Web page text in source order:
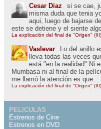
Cesar Diaz
si se cae,
misma duda que tenia
aqui, luego de bajarse
este se detiene y el siente
La explicación del final de "Origen" (III)
Vaslevar
Lo del anillo
lleva todas las veces
está "en la realidad" Ni
Mumbasa ni al final de la
me llamó la atención es que...
La explicación del final de "Origen" (III)
PELICULAS
Estrenos de Cine
Estrenos en DVD